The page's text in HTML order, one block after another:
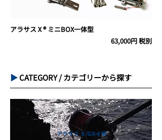
アラサスⅩ® ミニBOX一体型
63,000円 税別
▶︎CATEGORY / カテゴリーから探す
アラサス Ⅹ/GX-4 他